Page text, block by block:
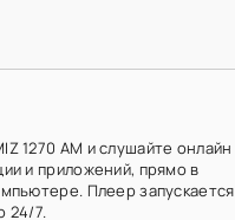
1270 AM и слушайте онлайн
и приложений, прямо в
Плеер запускается
24/7.